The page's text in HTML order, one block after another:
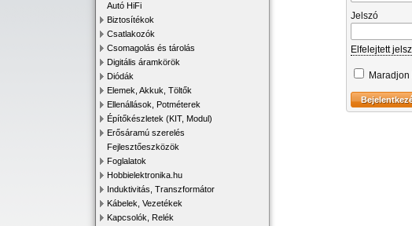
Autó HiFi
Biztosítékok
Csatlakozók
Csomagolás és tárolás
Digitális áramkörök
Diódák
Elemek, Akkuk, Töltők
Ellenállások, Potméterek
Építőkészletek (KIT, Modul)
Erősáramú szerelés
Fejlesztőeszközök
Foglalatok
Hobbielektronika.hu
Induktivitás, Transzformátor
Kábelek, Vezetékek
Kapcsolók, Relék
Jelszó
Elfelejtett